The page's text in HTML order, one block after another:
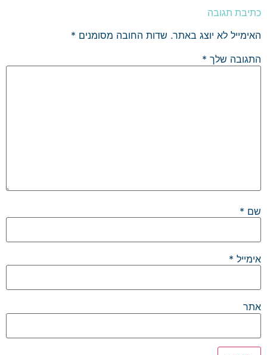
כתיבת תגובה
האימייל לא יוצג באתר. שדות החובה מסומנים *
התגובה שלך *
שם *
אימייל *
אתר